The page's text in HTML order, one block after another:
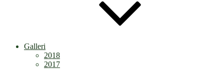
Galleri
2018
2017